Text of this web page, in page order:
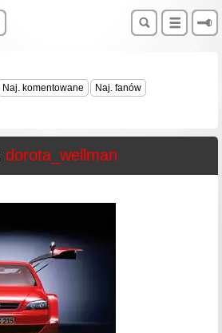
Naj. komentowane
Naj. fanów
dorota_wellman